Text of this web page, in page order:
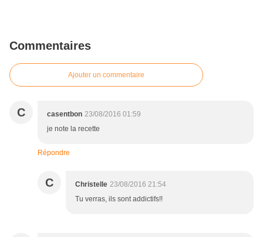
Commentaires
Ajouter un commentaire
C casentbon 23/08/2016 01:59
je note la recette
Répondre
C Christelle 23/08/2016 21:54
Tu verras, ils sont addictifs!!